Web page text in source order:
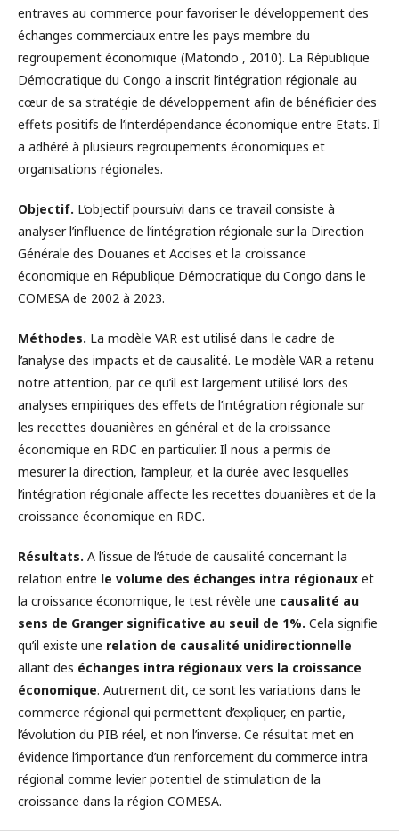
entraves au commerce pour favoriser le développement des
échanges commerciaux entre les pays membre du
regroupement économique (Matondo , 2010). La République
Démocratique du Congo a inscrit l’intégration régionale au
cœur de sa stratégie de développement afin de bénéficier des
effets positifs de l’interdépendance économique entre Etats. Il
a adhéré à plusieurs regroupements économiques et
organisations régionales.
Objectif. L’objectif poursuivi dans ce travail consiste à
analyser l’influence de l’intégration régionale sur la Direction
Générale des Douanes et Accises et la croissance
économique en République Démocratique du Congo dans le
COMESA de 2002 à 2023.
Méthodes. La modèle VAR est utilisé dans le cadre de
l’analyse des impacts et de causalité. Le modèle VAR a retenu
notre attention, par ce qu’il est largement utilisé lors des
analyses empiriques des effets de l’intégration régionale sur
les recettes douanières en général et de la croissance
économique en RDC en particulier. Il nous a permis de
mesurer la direction, l’ampleur, et la durée avec lesquelles
l’intégration régionale affecte les recettes douanières et de la
croissance économique en RDC.
Résultats. A l’issue de l’étude de causalité concernant la
relation entre le volume des échanges intra régionaux et
la croissance économique, le test révèle une causalité au
sens de Granger significative au seuil de 1%. Cela signifie
qu’il existe une relation de causalité unidirectionnelle
allant des échanges intra régionaux vers la croissance
économique. Autrement dit, ce sont les variations dans le
commerce régional qui permettent d’expliquer, en partie,
l’évolution du PIB réel, et non l’inverse. Ce résultat met en
évidence l’importance d’un renforcement du commerce intra
régional comme levier potentiel de stimulation de la
croissance dans la région COMESA.